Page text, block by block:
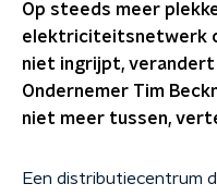
Op steeds meer
elektriciteitsnetwerk
niet ingrijpt, verandert
Ondernemer Tim
niet meer tussen,
Een distributiecentrum